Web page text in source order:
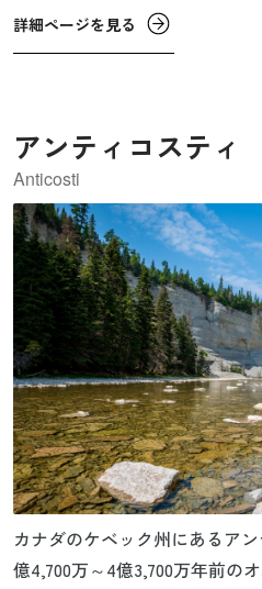
史の概念が塗り替えられました。
詳細ページを見る
アンティコスティ
Anticosti
カナダのケベック州にあるア
億4,700万～4億3,700万年前の